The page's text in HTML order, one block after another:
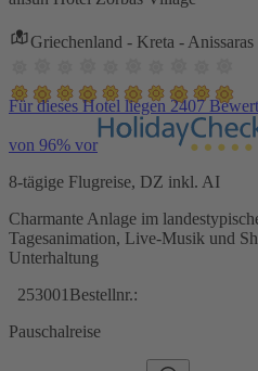
Griechenland - Kreta - Anissaras
Für dieses Hotel liegen 2407
von 96% vor
8-tägige Flugreise, DZ inkl. AI
Charmante Anlage im
Tagesanimation, Live-Musik und
Unterhaltung
253001 Bestellnr.:
Pauschalreise